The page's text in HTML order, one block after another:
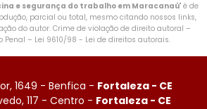
e segurança do trabalho em Maracanaú" é de
parcial ou total, mesmo citando nossos links,
do autor. Crime de violação de direito autoral –
Penal – Lei 9610/98 - Lei de direitos autorais.
1649 - Benfica - Fortaleza - CE
117 - Centro - Fortaleza - CE